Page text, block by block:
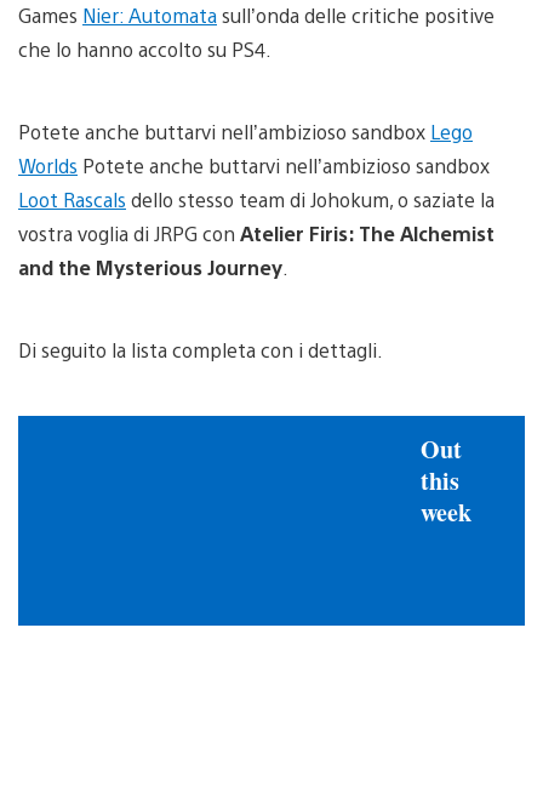
Games Nier: Automatasull’onda delle critiche positive
che lo hanno accolto su PS4.
Potete anche buttarvi nell’ambizioso sandbox Lego
Worlds Potete anche buttarvi nell’ambizioso sandbox
Loot Rascals dello stesso team di Johokum, o saziate la
vostra voglia di JRPG con Atelier Firis: The Alchemist
and the Mysterious Journey
Di seguito la lista completa con i dettagli.
Out
this
week